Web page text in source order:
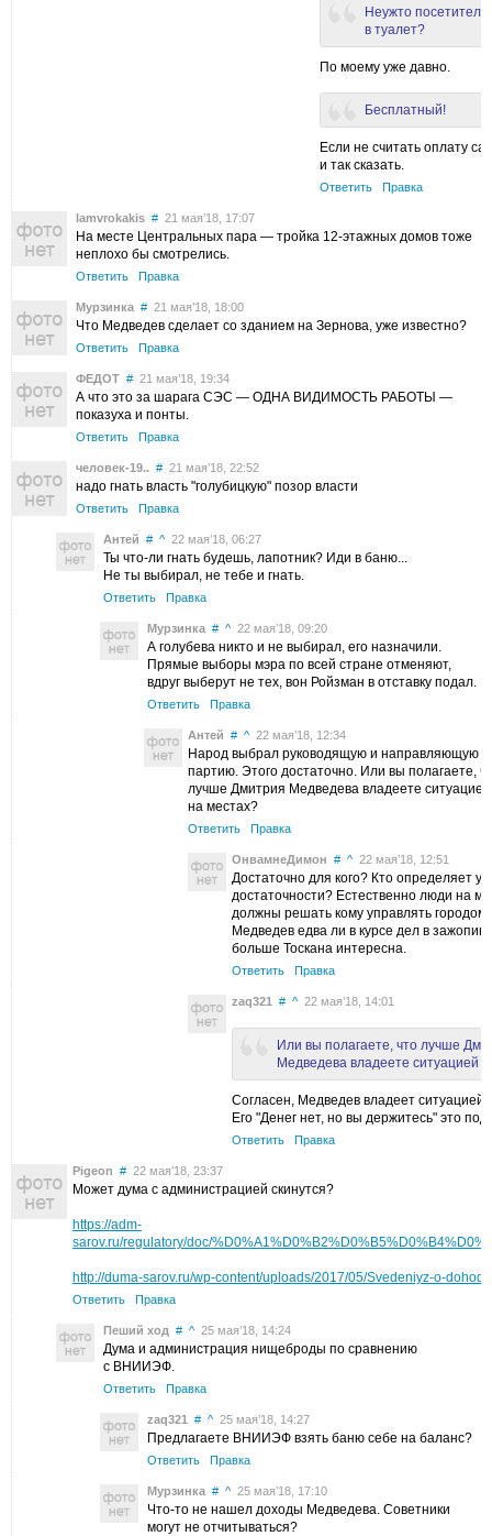
Неужто
в туалет?
По моему уже давно.
Бесплатный!
Если не считать оплату
и так сказать.
Ответить Правка
lamvrokakis # 21 мая’18, 17:07
На месте Центральных пара — тройка 12-этажных домов тоже
неплохо бы смотрелись.
Ответить Правка
Мурзинка # 21 мая’18, 18:00
Что Медведев сделает со зданием на Зернова, уже известно?
Ответить Правка
ФЕДОТ # 21 мая’18, 19:34
А что это за шарага СЭС — ОДНА ВИДИМОСТЬ РАБОТЫ —
показуха и понты.
Ответить Правка
человек-19.. # 21 мая’18, 22:52
надо гнать власть "голубицкую" позор власти
Ответить Правка
Антей # ^ 22 мая’18, 06:27
Ты что-ли гнать будешь, лапотник? Иди в баню...
Не ты выбирал, не тебе и гнать.
Ответить Правка
Мурзинка # ^ 22 мая’18, 09:20
А голубева никто и не выбирал, его назначили.
Прямые выборы мэра по всей стране отменяют,
вдруг выберут не тех, вон Ройзман в отставку подал.
Ответить Правка
Антей # ^ 22 мая’18, 12:34
Народ выбрал руководящую и направляющую
партию. Этого достаточно. Или вы полагаете,
лучше Дмитрия Медведева владеете ситуацией
на местах?
Ответить Правка
ОнвамнеДимон # ^ 22 мая’18, 12:51
Достаточно для кого? Кто определяет
достаточности? Естественно люди на
должны решать кому управлять
Медведев едва ли в курсе дел в
больше Тоскана интересна.
Ответить Правка
zaq321 # ^ 22 мая’18, 14:01
Или вы полагаете, что лучше
Медведева владеете ситуацией
Согласен, Медведев владеет ситуацией
Его "Денег нет, но вы держитесь" это
Ответить Правка
Pigeon # 22 мая’18, 23:37
Может дума с администрацией скинутcя?
https://adm-
sarov.ru/regulatory/doc/
http://duma-sarov.ru/wp-content/uploads/2017/05/Svedeniyz-o-
Ответить Правка
Пеший ход # ^ 25 мая’18, 14:24
Дума и администрация нищеброды по сравнению
с ВНИИЭФ.
Ответить Правка
zaq321 # ^ 25 мая’18, 14:27
Предлагаете ВНИИЭФ взять баню себе на баланс?
Ответить Правка
Мурзинка # ^ 25 мая’18, 17:10
Что-то не нашел доходы Медведева. Советники
могут не отчитываться?